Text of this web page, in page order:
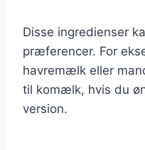
Disse ingredienser
præferencer. For
havremælk eller
til komælk, hvis du
version.